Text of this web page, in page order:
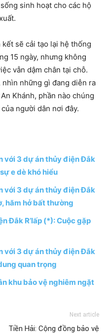
sinh hoạt cho các hộ
sẽ cải tạo lại hệ thống
15 ngày, nhưng không
vẫn dậm chân tại chỗ.
những gì đang diễn ra
Khánh, phần nào chúng
người dân nơi đây.
với 3 dự án thủy điện Đắk
e dè khó hiểu
với 3 dự án thủy điện Đắk
hăm hở bất thường
Đắk R’lấp (*): Cuộc gặp
với 3 dự án thủy điện Đắk
quan trọng
khu bảo vệ nghiêm ngặt
Next article
Tiền Hải: Cộng đồng bảo vệ